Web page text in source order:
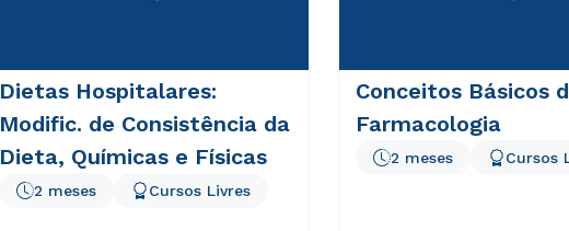
Dietas Hospitalares:
Modific. de Consistência da
Dieta, Químicas e Físicas
2 meses Cursos Livres
Conceitos Básicos
Farmacologia
2 meses Cursos